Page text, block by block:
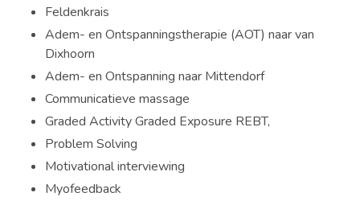
Feldenkrais
Adem- en Ontspanningstherapie (AOT) naar van
Dixhoorn
Adem- en Ontspanning naar Mittendorf
Communicatieve massage
Graded Activity Graded Exposure REBT,
Problem Solving
Motivational interviewing
Myofeedback